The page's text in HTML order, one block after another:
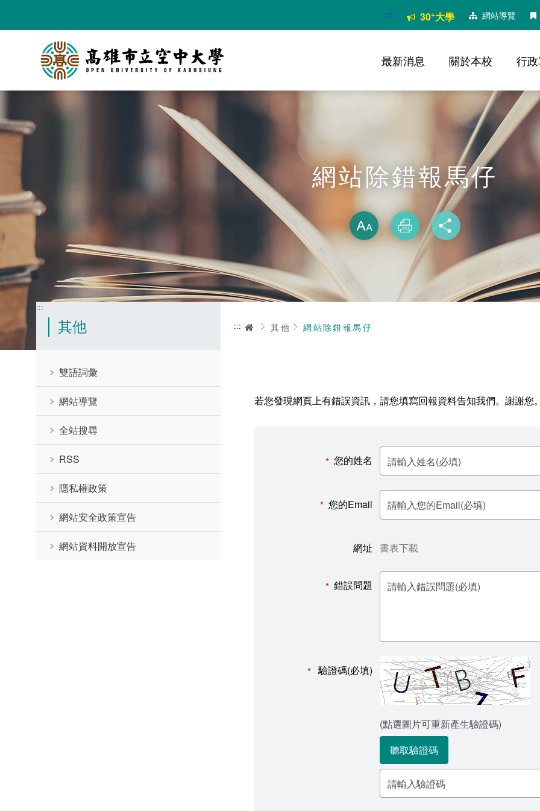
要
::: 30+大學 網站導覽
最新消息 關於本校 行
網站除錯報馬仔
放大
列印
:::
其他
雙語詞彙
網站導覽
全站搜尋
RSS
隱私權政策
網站安全政策宣告
網站資料開放宣告
::: 首頁其他 網站除錯報馬仔
若您發現網頁上有錯誤資訊，請您填寫回報資料告知我們。謝謝您
* 您的姓名
* 您的Email
網址 書表下載
* 錯誤問題
* 驗證碼(必填)
(點選圖片可重新產生驗證碼)
聽取驗證碼